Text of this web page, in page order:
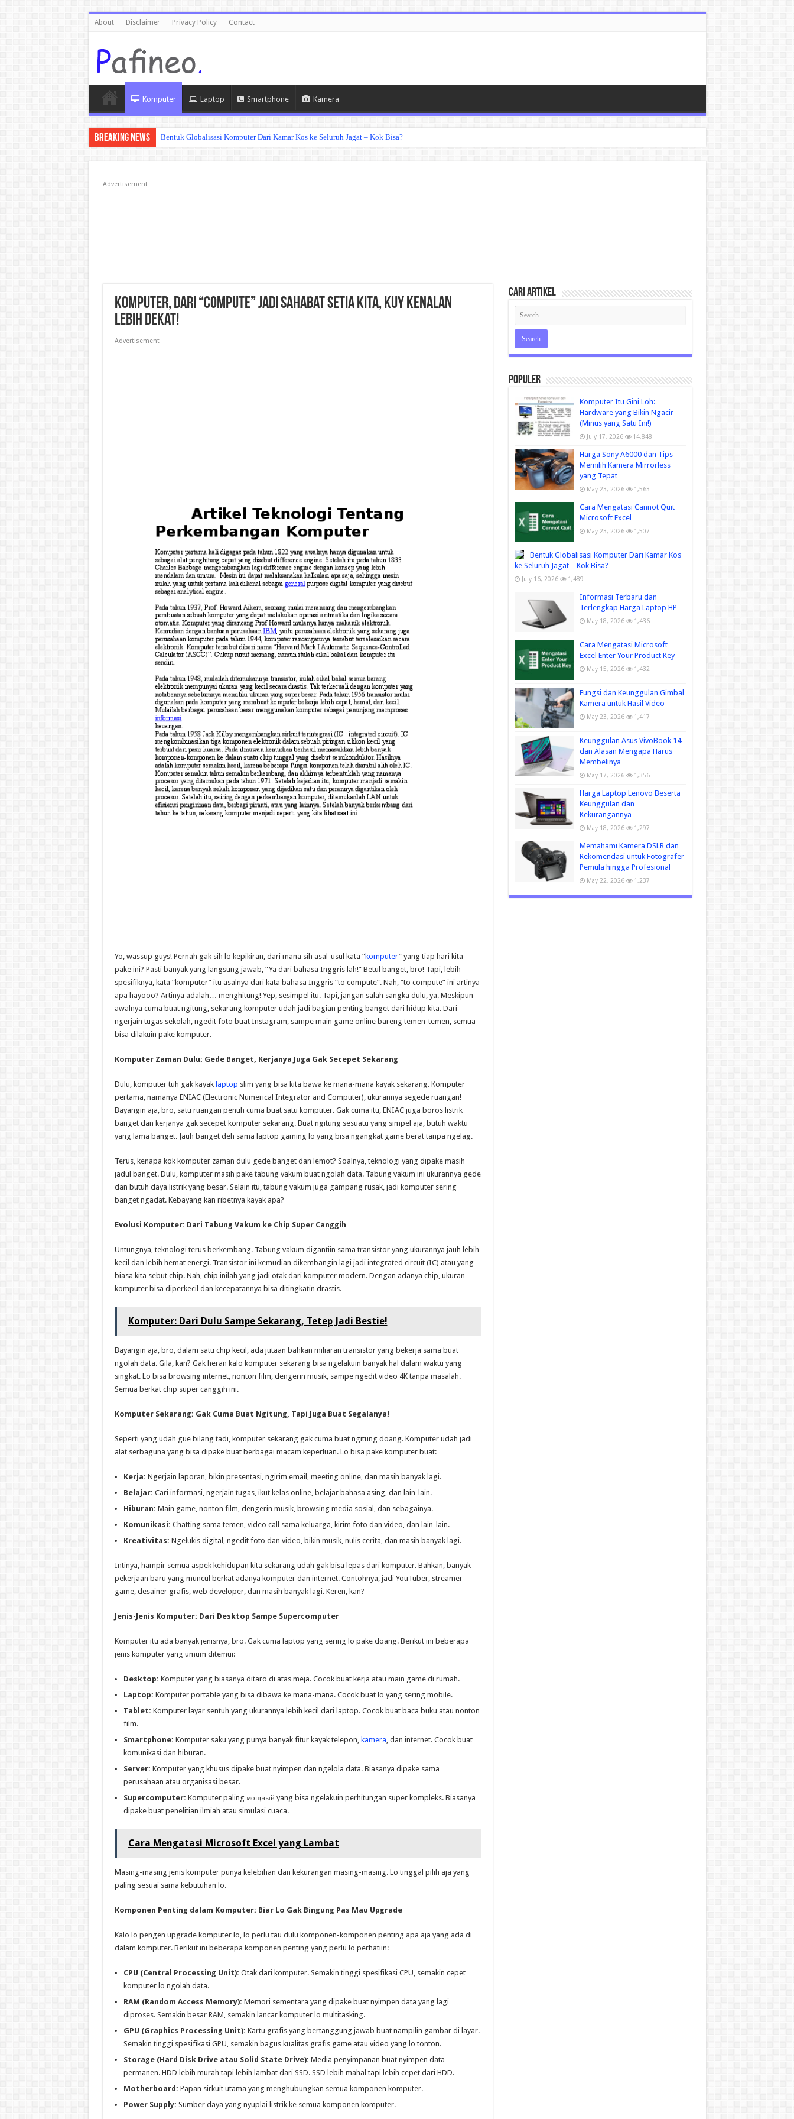
About Disclaimer Privacy Policy Contact
Komputer Laptop Smartphone Kamera
Breaking News Bentuk Globalisasi Komputer Dari Kamar Kos ke Seluruh Jagat – Kok Bisa?
Advertisement
Komputer, Dari “Compute” Jadi Sahabat Setia Kita, Kuy Kenalan
Lebih Dekat!
Advertisement
Yo, wassup guys! Pernah gak sih lo kepikiran, dari mana sih asal-usul kata “komputer” yang tiap hari kita
pake ini? Pasti banyak yang langsung jawab, “Ya dari bahasa Inggris lah!” Betul banget, bro! Tapi, lebih
spesifiknya, kata “komputer” itu asalnya dari kata bahasa Inggris “to compute”. Nah, “to compute” ini artinya
apa hayooo? Artinya adalah… menghitung! Yep, sesimpel itu. Tapi, jangan salah sangka dulu, ya. Meskipun
awalnya cuma buat ngitung, sekarang komputer udah jadi bagian penting banget dari hidup kita. Dari
ngerjain tugas sekolah, ngedit foto buat Instagram, sampe main game online bareng temen-temen, semua
bisa dilakuin pake komputer.
Komputer Zaman Dulu: Gede Banget, Kerjanya Juga Gak Secepet Sekarang
Dulu, komputer tuh gak kayak laptop slim yang bisa kita bawa ke mana-mana kayak sekarang. Komputer
pertama, namanya ENIAC (Electronic Numerical Integrator and Computer), ukurannya segede ruangan!
Bayangin aja, bro, satu ruangan penuh cuma buat satu komputer. Gak cuma itu, ENIAC juga boros listrik
banget dan kerjanya gak secepet komputer sekarang. Buat ngitung sesuatu yang simpel aja, butuh waktu
yang lama banget. Jauh banget deh sama laptop gaming lo yang bisa ngangkat game berat tanpa ngelag.
Terus, kenapa kok komputer zaman dulu gede banget dan lemot? Soalnya, teknologi yang dipake masih
jadul banget. Dulu, komputer masih pake tabung vakum buat ngolah data. Tabung vakum ini ukurannya gede
dan butuh daya listrik yang besar. Selain itu, tabung vakum juga gampang rusak, jadi komputer sering
banget ngadat. Kebayang kan ribetnya kayak apa?
Evolusi Komputer: Dari Tabung Vakum ke Chip Super Canggih
Untungnya, teknologi terus berkembang. Tabung vakum digantiin sama transistor yang ukurannya jauh lebih
kecil dan lebih hemat energi. Transistor ini kemudian dikembangin lagi jadi integrated circuit (IC) atau yang
biasa kita sebut chip. Nah, chip inilah yang jadi otak dari komputer modern. Dengan adanya chip, ukuran
komputer bisa diperkecil dan kecepatannya bisa ditingkatin drastis.
Komputer: Dari Dulu Sampe Sekarang, Tetep Jadi Bestie!
Bayangin aja, bro, dalam satu chip kecil, ada jutaan bahkan miliaran transistor yang bekerja sama buat
ngolah data. Gila, kan? Gak heran kalo komputer sekarang bisa ngelakuin banyak hal dalam waktu yang
singkat. Lo bisa browsing internet, nonton film, dengerin musik, sampe ngedit video 4K tanpa masalah.
Semua berkat chip super canggih ini.
Komputer Sekarang: Gak Cuma Buat Ngitung, Tapi Juga Buat Segalanya!
Seperti yang udah gue bilang tadi, komputer sekarang gak cuma buat ngitung doang. Komputer udah jadi
alat serbaguna yang bisa dipake buat berbagai macam keperluan. Lo bisa pake komputer buat:
Kerja: Ngerjain laporan, bikin presentasi, ngirim email, meeting online, dan masih banyak lagi.
Belajar: Cari informasi, ngerjain tugas, ikut kelas online, belajar bahasa asing, dan lain-lain.
Hiburan: Main game, nonton film, dengerin musik, browsing media sosial, dan sebagainya.
Komunikasi: Chatting sama temen, video call sama keluarga, kirim foto dan video, dan lain-lain.
Kreativitas: Ngelukis digital, ngedit foto dan video, bikin musik, nulis cerita, dan masih banyak lagi.
Intinya, hampir semua aspek kehidupan kita sekarang udah gak bisa lepas dari komputer. Bahkan, banyak
pekerjaan baru yang muncul berkat adanya komputer dan internet. Contohnya, jadi YouTuber, streamer
game, desainer grafis, web developer, dan masih banyak lagi. Keren, kan?
Jenis-Jenis Komputer: Dari Desktop Sampe Supercomputer
Komputer itu ada banyak jenisnya, bro. Gak cuma laptop yang sering lo pake doang. Berikut ini beberapa
jenis komputer yang umum ditemui:
Desktop: Komputer yang biasanya ditaro di atas meja. Cocok buat kerja atau main game di rumah.
Laptop: Komputer portable yang bisa dibawa ke mana-mana. Cocok buat lo yang sering mobile.
Tablet: Komputer layar sentuh yang ukurannya lebih kecil dari laptop. Cocok buat baca buku atau nonton
film.
Smartphone: Komputer saku yang punya banyak fitur kayak telepon, kamera, dan internet. Cocok buat
komunikasi dan hiburan.
Server: Komputer yang khusus dipake buat nyimpen dan ngelola data. Biasanya dipake sama
perusahaan atau organisasi besar.
Supercomputer: Komputer paling мощный yang bisa ngelakuin perhitungan super kompleks. Biasanya
dipake buat penelitian ilmiah atau simulasi cuaca.
Cara Mengatasi Microsoft Excel yang Lambat
Masing-masing jenis komputer punya kelebihan dan kekurangan masing-masing. Lo tinggal pilih aja yang
paling sesuai sama kebutuhan lo.
Komponen Penting dalam Komputer: Biar Lo Gak Bingung Pas Mau Upgrade
Kalo lo pengen upgrade komputer lo, lo perlu tau dulu komponen-komponen penting apa aja yang ada di
dalam komputer. Berikut ini beberapa komponen penting yang perlu lo perhatiin:
CPU (Central Processing Unit): Otak dari komputer. Semakin tinggi spesifikasi CPU, semakin cepet
komputer lo ngolah data.
RAM (Random Access Memory): Memori sementara yang dipake buat nyimpen data yang lagi
diproses. Semakin besar RAM, semakin lancar komputer lo multitasking.
GPU (Graphics Processing Unit): Kartu grafis yang bertanggung jawab buat nampilin gambar di layar.
Semakin tinggi spesifikasi GPU, semakin bagus kualitas grafis game atau video yang lo tonton.
Storage (Hard Disk Drive atau Solid State Drive): Media penyimpanan buat nyimpen data
permanen. HDD lebih murah tapi lebih lambat dari SSD. SSD lebih mahal tapi lebih cepet dari HDD.
Motherboard: Papan sirkuit utama yang menghubungkan semua komponen komputer.
Power Supply: Sumber daya yang nyuplai listrik ke semua komponen komputer.
Cari Artikel
Populer
Komputer Itu Gini Loh:
Hardware yang Bikin Ngacir
(Minus yang Satu Ini!)
July 17, 2026 14,848
Harga Sony A6000 dan Tips
Memilih Kamera Mirrorless
yang Tepat
May 23, 2026 1,563
Cara Mengatasi Cannot Quit
Microsoft Excel
May 23, 2026 1,507
Bentuk Globalisasi Komputer Dari Kamar Kos
ke Seluruh Jagat – Kok Bisa?
July 16, 2026 1,489
Informasi Terbaru dan
Terlengkap Harga Laptop HP
May 18, 2026 1,436
Cara Mengatasi Microsoft
Excel Enter Your Product Key
May 15, 2026 1,432
Fungsi dan Keunggulan Gimbal
Kamera untuk Hasil Video
May 23, 2026 1,417
Keunggulan Asus VivoBook 14
dan Alasan Mengapa Harus
Membelinya
May 17, 2026 1,356
Harga Laptop Lenovo Beserta
Keunggulan dan
Kekurangannya
May 18, 2026 1,297
Memahami Kamera DSLR dan
Rekomendasi untuk Fotografer
Pemula hingga Profesional
May 22, 2026 1,237